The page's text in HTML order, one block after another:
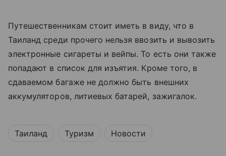
Путешественникам стоит иметь в виду, что в
Таиланд среди прочего нельзя ввозить и вывозить
электронные сигареты и вейпы. То есть они также
попадают в список для изъятия. Кроме того, в
сдаваемом багаже не должно быть внешних
аккумуляторов, литиевых батарей, зажигалок.
Таиланд Туризм Новости